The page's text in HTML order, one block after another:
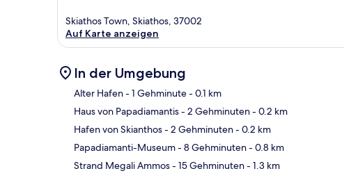
Skiathos Town, Skiathos, 37002
Auf Karte anzeigen
In der Umgebung
Alter Hafen- 1 Gehminute- 0.1 km
Haus von Papadiamantis- 2 Gehminuten- 0.2 km
Hafen von Skianthos- 2 Gehminuten- 0.2 km
Papadiamanti-Museum- 8 Gehminuten- 0.8 km
Strand Megali Ammos- 15 Gehminuten- 1.3 km